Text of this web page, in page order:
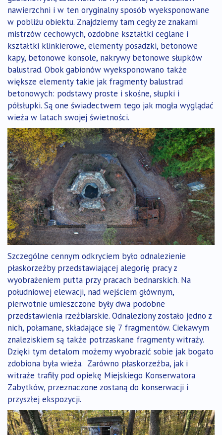
nawierzchni i w ten oryginalny sposób wyeksponowane
w pobliżu obiektu. Znajdziemy tam cegły ze znakami
mistrzów cechowych, ozdobne kształtki ceglane i
kształtki klinkierowe, elementy posadzki, betonowe
kapy, betonowe konsole, nakrywy betonowe słupków
balustrad. Obok gabionów wyeksponowano także
większe elementy takie jak fragmenty balustrad
betonowych: podstawy proste i skośne, słupki i
półsłupki. Są one świadectwem tego jak mogła wyglądać
wieża w latach swojej świetności.
Szczególne cennym odkryciem było odnalezienie
płaskorzeźby przedstawiającej alegorię pracy z
wyobrażeniem putta przy pracach bednarskich. Na
południowej elewacji, nad wejściem głównym,
pierwotnie umieszczone były dwa podobne
przedstawienia rzeźbiarskie. Odnaleziony zostało jedno z
nich, połamane, składające się 7 fragmentów. Ciekawym
znaleziskiem są także potrzaskane fragmenty witraży.
Dzięki tym detalom możemy wyobrazić sobie jak bogato
zdobiona była wieża. Zarówno płaskorzeźba, jak i
witraże trafiły pod opiekę Miejskiego Konserwatora
Zabytków, przeznaczone zostaną do konserwacji i
przyszłej ekspozycji.